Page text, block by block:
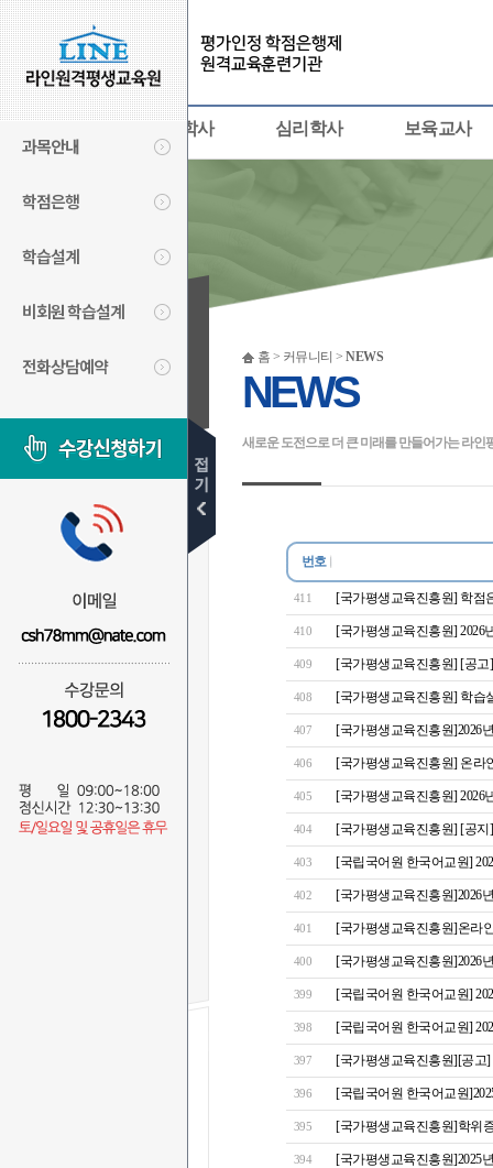
과목안내
학점은행
학습설계
비회원 학습설계
전화상담예약
경영학사 심리학사 보육교사
커뮤니티
공지사항
학사일정
수강후기
장학후기
자주묻는질문
비회원
무료학습설계
홈 > 커뮤니티 > NEWS
NEWS
새로운 도전으로 더 큰 미래를 만들어가는 라인
번호
411 [국가평생교육진흥원] 학점
410 [국가평생교육진흥원] 2026
409 [국가평생교육진흥원] [공고
408 [국가평생교육진흥원] 학습
407 [국가평생교육진흥원]2026
406 [국가평생교육진흥원] 온라
405 [국가평생교육진흥원] 2026
404 [국가평생교육진흥원] [공지
403 [국립국어원 한국어교원]
402 [국가평생교육진흥원]2026
401 [국가평생교육진흥원]온라
400 [국가평생교육진흥원]2026
399 [국립국어원 한국어교원]
398 [국립국어원 한국어교원]
397 [국가평생교육진흥원][공고]
396 [국립국어원 한국어교원
395 [국가평생교육진흥원]학위
394 [국가평생교육진흥원]2025